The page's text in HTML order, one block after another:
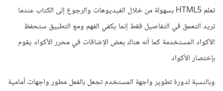
تعلم HTML5 بسهولة من خلال الفيديوهات والرجوع إلى الكتاب عندما
تريد التعمق في التفاصيل فقط إنما يكفي الفهم ومع التطبيق ستحفظ
الأكواد المستخدمة كما أنه هناك بعض الإضافات في محرر الأكواد يقوم
بإختصار الأكواد
وبالنسبة لدورة تطوير واجهة المستخدم تجعل بالفعل مطور واجهات أمامية